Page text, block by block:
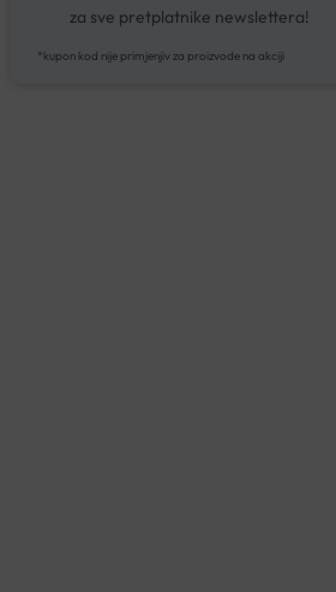
za sve pretplatnike newslettera!
*kupon kod nije primjenjiv za proizvode na akciji